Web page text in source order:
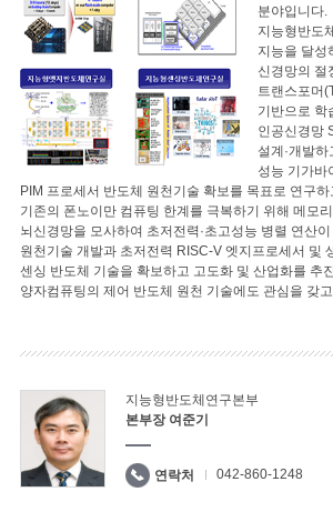
분야입니다.
지능형반도
지능을 달성
신경망의 절
트랜스포머
기반으로 학
인공신경망
설계·개발
성능 기가바
PIM 프로세서 반도체 원천기술 확보를 목표로 연구
기존의 폰노이만 컴퓨팅 한계를 극복하기 위해 메모
뇌신경망을 모사하여 초저전력·초고성능 병렬 연산
원천기술 개발과 초저전력 RISC-V 엣지프로세서 및
센싱 반도체 기술을 확보하고 고도화 및 산업화를 추
양자컴퓨팅의 제어 반도체 원천 기술에도 관심을 갖
지능형반도체연구본부
본부장 여준기
연락처 042-860-1248